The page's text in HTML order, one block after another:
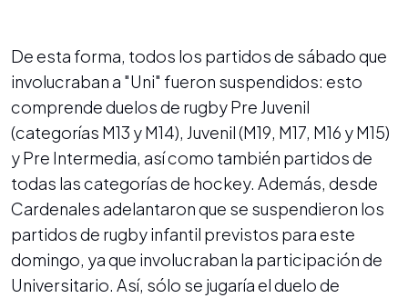
De esta forma, todos los partidos de sábado que
involucraban a "Uni" fueron suspendidos: esto
comprende duelos de rugby Pre Juvenil
(categorías M13 y M14), Juvenil (M19, M17, M16 y M15)
y Pre Intermedia, así como también partidos de
todas las categorías de hockey. Además, desde
Cardenales adelantaron que se suspendieron los
partidos de rugby infantil previstos para este
domingo, ya que involucraban la participación de
Universitario. Así, sólo se jugaría el duelo de